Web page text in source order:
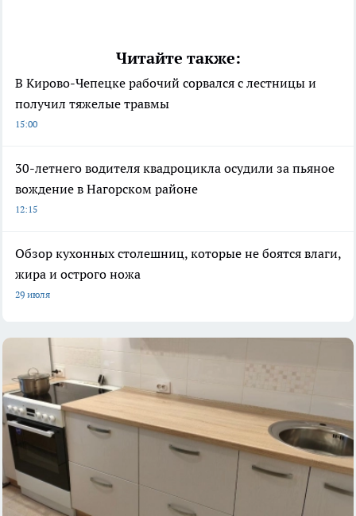
Читайте также:
В Кирово-Чепецке рабочий сорвался с лестницы и
получил тяжелые травмы
15:00
30-летнего водителя квадроцикла осудили за пьяное
вождение в Нагорском районе
12:15
Обзор кухонных столешниц, которые не боятся влаги,
жира и острого ножа
29 июля